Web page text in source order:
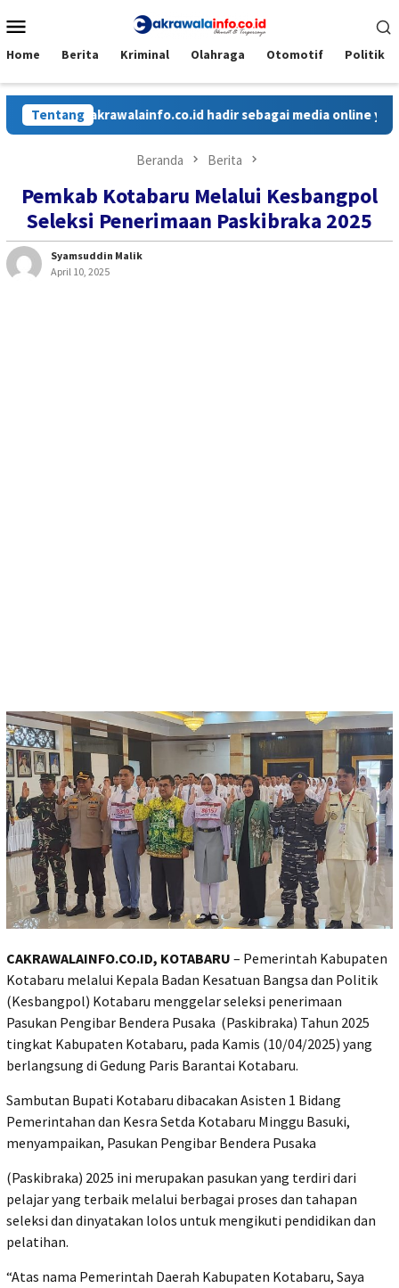
ke
Mobile
Home Berita Kriminal Olahraga Otomotif Politik
Tentang
Cakrawalainfo.co.id hadir sebagai media online yang
Beranda Berita
Pemkab Kotabaru Melalui Kesbangpol
Seleksi Penerimaan Paskibraka 2025
Syamsuddin Malik
April 10, 2025
CAKRAWALAINFO.CO.ID, KOTABARU – Pemerintah Kabupaten
Kotabaru melalui Kepala Badan Kesatuan Bangsa dan Politik
(Kesbangpol) Kotabaru menggelar seleksi penerimaan
Pasukan Pengibar Bendera Pusaka (Paskibraka) Tahun 2025
tingkat Kabupaten Kotabaru, pada Kamis (10/04/2025) yang
berlangsung di Gedung Paris Barantai Kotabaru.
Sambutan Bupati Kotabaru dibacakan Asisten 1 Bidang
Pemerintahan dan Kesra Setda Kotabaru Minggu Basuki,
menyampaikan, Pasukan Pengibar Bendera Pusaka
(Paskibraka) 2025 ini merupakan pasukan yang terdiri dari
pelajar yang terbaik melalui berbagai proses dan tahapan
seleksi dan dinyatakan lolos untuk mengikuti pendidikan dan
pelatihan.
“Atas nama Pemerintah Daerah Kabupaten Kotabaru, Saya